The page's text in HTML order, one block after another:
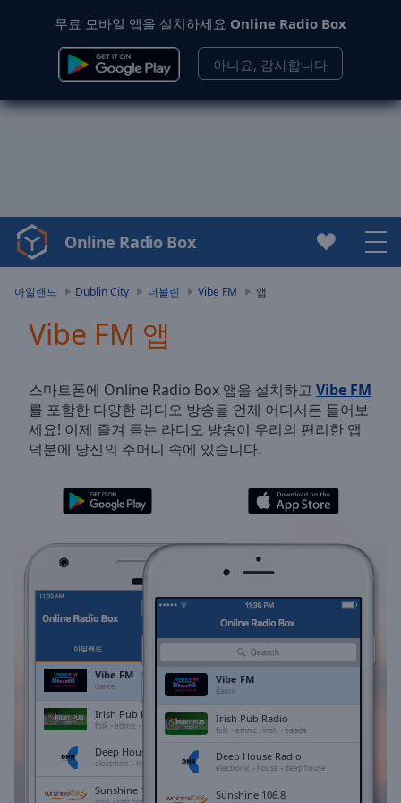
무료 모바일 앱을 설치하세요 Online Radio Box
아니요, 감사합니다
Video
Player
Play
Video
Skip
Backward
Skip
Forward
Mute
0:00
Loaded:
0.00%
Stream
LIVE
currently
behind
Remaining
Online Radio Box
아일랜드 Dublin City 더블린 Vibe FM 앱
Vibe FM 앱
스마트폰에 Online Radio Box 앱을 설치하고 Vibe FM
를 포함한 다양한 라디오 방송을 언제 어디서든 들어보
세요! 이제 즐겨 듣는 라디오 방송이 우리의 편리한 앱
덕분에 당신의 주머니 속에 있습니다.
아일랜드
Vibe FM
dance
Irish Pub Radio
folk ethnic balada
Deep House Radio
electronic house deep house
Sunshine 106.8
Vibe FM
dance
Irish Pub Radio
folk ethnic irish balada
Deep House Radio
electronic house deep house
Sunshine 106.8